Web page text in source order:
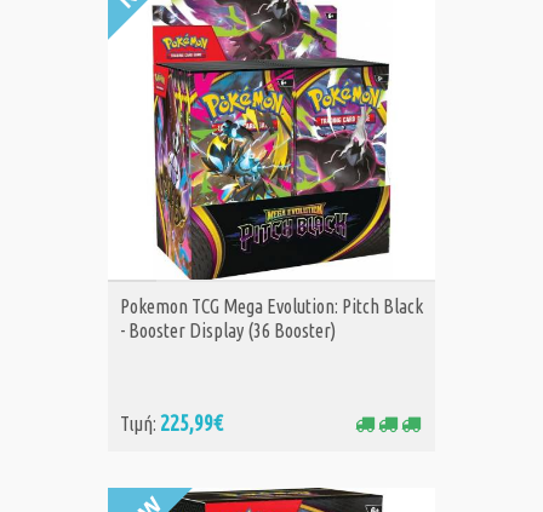
ΑΓΟΡΑ
Pokemon TCG Mega Evolution: Pitch Black
- Booster Display (36 Booster)
Τιμή: 225,99€